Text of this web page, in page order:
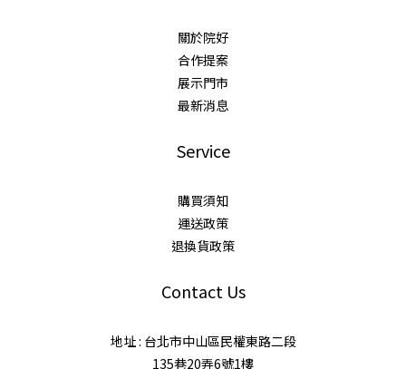
關於院好
合作提案
展示門市
最新消息
Service
購買須知
運送政策
退換貨政策
Contact Us
地址 : 台北市中山區民權東路二段
135巷20弄6號1樓